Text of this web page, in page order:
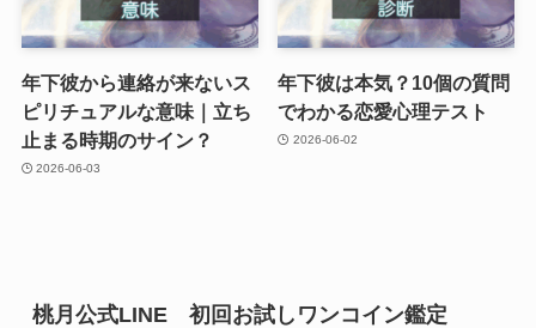
年下彼から連絡が来ないス
ピリチュアルな意味｜立ち
止まる時期のサイン？
2026-06-03
年下彼は本気？10個の質問
でわかる恋愛心理テスト
2026-06-02
桃月公式LINE 初回お試しワンコイン鑑定